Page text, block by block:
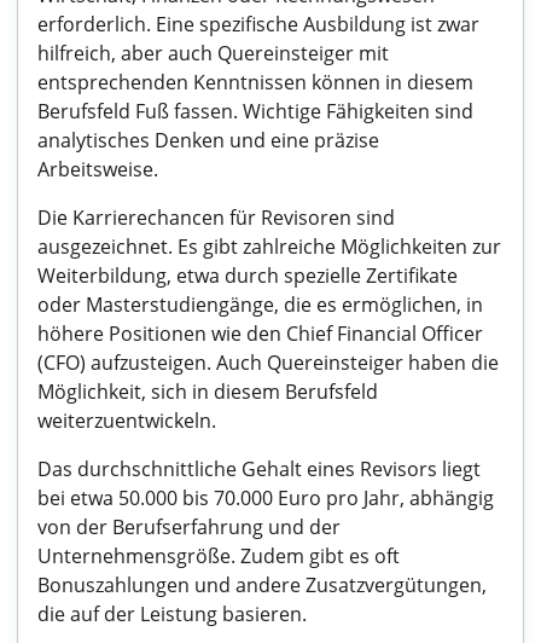
erforderlich. Eine spezifische Ausbildung ist zwar
hilfreich, aber auch Quereinsteiger mit
entsprechenden Kenntnissen können in diesem
Berufsfeld Fuß fassen. Wichtige Fähigkeiten sind
analytisches Denken und eine präzise
Arbeitsweise.
Die Karrierechancen für Revisoren sind
ausgezeichnet. Es gibt zahlreiche Möglichkeiten zur
Weiterbildung, etwa durch spezielle Zertifikate
oder Masterstudiengänge, die es ermöglichen, in
höhere Positionen wie den Chief Financial Officer
(CFO) aufzusteigen. Auch Quereinsteiger haben die
Möglichkeit, sich in diesem Berufsfeld
weiterzuentwickeln.
Das durchschnittliche Gehalt eines Revisors liegt
bei etwa 50.000 bis 70.000 Euro pro Jahr, abhängig
von der Berufserfahrung und der
Unternehmensgröße. Zudem gibt es oft
Bonuszahlungen und andere Zusatzvergütungen,
die auf der Leistung basieren.